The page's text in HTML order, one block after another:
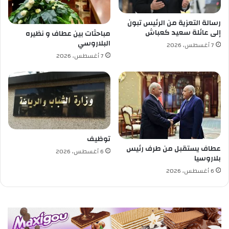
ا
ل
ي
ل
ض
ح
ي
؟
رسالة التعزية من الرئيس تبون
إلى عائلة سعيد كعباش
7 أغسطس، 2026
مباحثات بين عطاف و نظيره
البلاروسي
7 أغسطس، 2026
عطاف يستقبل من طرف رئيس
بلاروسيا
6 أغسطس، 2026
توظيف
6 أغسطس، 2026